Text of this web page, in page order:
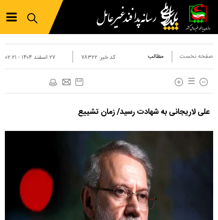
صفحه نخست مطالب ۲۷ اسفند ۱۴۰۴ - ۰۲:۲۱ کد خبر:۷۸۳۲۲
علی لاریجانی به شهادت رسید/ زمان تشییع